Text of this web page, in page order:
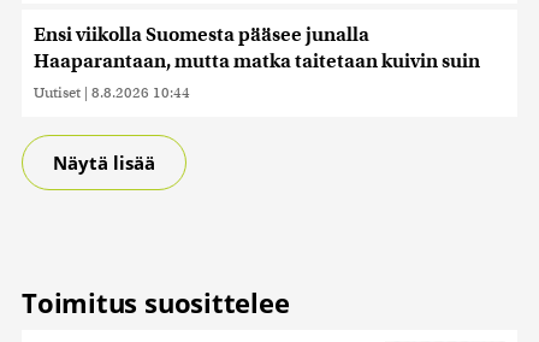
sivustoamme. Kumppanimme voivat yhdistää näitä
tietoja muihin tietoihin, joita olet antanut heille tai joita on
kerätty, kun olet käyttänyt heidän palvelujaan. Tietoja
Ensi viikolla Suomesta pääsee junalla
Haaparantaan, mutta matka taitetaan kuivin suin
Uutiset | 8.8.2026 10:44
Näytä lisää
Toimitus suosittelee